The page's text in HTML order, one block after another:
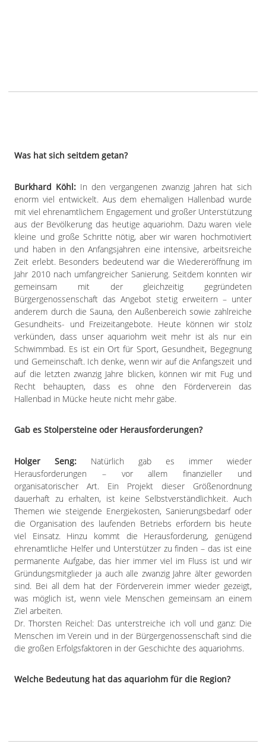
Was hat sich seitdem getan?
Burkhard Köhl: In den vergangenen zwanzig Jahren hat sich
enorm viel entwickelt. Aus dem ehemaligen Hallenbad wurde
mit viel ehrenamtlichem Engagement und großer Unterstützung
aus der Bevölkerung das heutige aquariohm. Dazu waren viele
kleine und große Schritte nötig, aber wir waren hochmotiviert
und haben in den Anfangsjahren eine intensive, arbeitsreiche
Zeit erlebt. Besonders bedeutend war die Wiedereröffnung im
Jahr 2010 nach umfangreicher Sanierung. Seitdem konnten wir
gemeinsam mit der gleichzeitig gegründeten
Bürgergenossenschaft das Angebot stetig erweitern – unter
anderem durch die Sauna, den Außenbereich sowie zahlreiche
Gesundheits- und Freizeitangebote. Heute können wir stolz
verkünden, dass unser aquariohm weit mehr ist als nur ein
Schwimmbad. Es ist ein Ort für Sport, Gesundheit, Begegnung
und Gemeinschaft. Ich denke, wenn wir auf die Anfangszeit und
auf die letzten zwanzig Jahre blicken, können wir mit Fug und
Recht behaupten, dass es ohne den Förderverein das
Hallenbad in Mücke heute nicht mehr gäbe.
Gab es Stolpersteine oder Herausforderungen?
Holger Seng: Natürlich gab es immer wieder
Herausforderungen – vor allem finanzieller und
organisatorischer Art. Ein Projekt dieser Größenordnung
dauerhaft zu erhalten, ist keine Selbstverständlichkeit. Auch
Themen wie steigende Energiekosten, Sanierungsbedarf oder
die Organisation des laufenden Betriebs erfordern bis heute
viel Einsatz. Hinzu kommt die Herausforderung, genügend
ehrenamtliche Helfer und Unterstützer zu finden – das ist eine
permanente Aufgabe, das hier immer viel im Fluss ist und wir
Gründungsmitglieder ja auch alle zwanzig Jahre älter geworden
sind. Bei all dem hat der Förderverein immer wieder gezeigt,
was möglich ist, wenn viele Menschen gemeinsam an einem
Ziel arbeiten.
Dr. Thorsten Reichel: Das unterstreiche ich voll und ganz: Die
Menschen im Verein und in der Bürgergenossenschaft sind die
die großen Erfolgsfaktoren in der Geschichte des aquariohms.
Welche Bedeutung hat das aquariohm für die Region?